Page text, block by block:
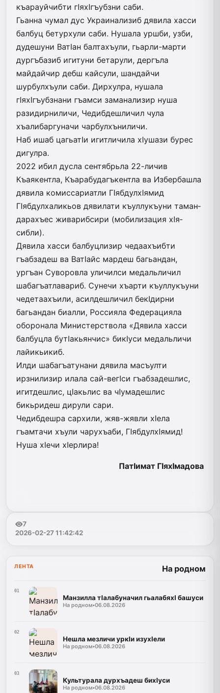
къарауйчибти гIяхIгъубзни саби.
Гьанна чумал дус Украинализиб дявила хасси
балбуц бетурхули саби. Нушала уршби, узби,
дудешуни ВатIан балтахъули, гьарли-марти
дургъбазиб игитуни бетарули, дергъла
майдайчир дебш кайсули, шандайчи
шурбулхъули саби. Дирхулра, нушала
гIяхIгъубзнани гъамси заманализир нуша
разидирниличи, Чедибдешличил чула
хъалибаргуначи чарбулхъниличи.
Наб ишаб цагьатIи игитличила хIушази бурес
дигулра.
2022 ибил дусла сентябрьла 22-личив
Къаякентла, Къарабудагъкентла ва Избербашла
дявила комиссариатли ГIяб­дул­хIямид
ГIябдулхаликьов дя­вилати къуллукъуни таман­
да­рахъес живарибсири (мобилизация хIя­
сибли).
Дявила хасси балбуцлизир чедаахъибти
гъабзадеш ва ВатIайс мардеш багьандан,
ургъан Суворовла уличилси медальличил
шабагъатлавариб. Сунечи хъарти къуллукъуни
чедетаахъили, асилдешличил бекIдирни
багьандан биалли, Россияла Федерацияла
оборонала Министерствола «Дявила хасси
балбуцла бутIакьянчис» бикIуси медальличи
лайикьикиб.
Илди шабагъатунани дявила масъулти
ирзнилизир илала сай-вегIси гъабзадешлис,
игитдешлис, цIакьлис ва чIумадешлис
бикьридеш дирули сари.
Чедибдешра сархили, жяв-жявли хIела
гъамтачи хъули чарухъаби, ГIябдулхIямид!
Нуша хIечи хIерлира!
ПатIимат ГIяхIмадова
7
2026-02-27 11:42:42
ЛЕНТА На родном
01
Манзилла тIалабуначил гьалабяхI башуси
На родном•06.08.2026
02
Нешла мезличи уркIи изухIели
На родном•06.08.2026
03
Культурала дурхъадеш бихIуси
На родном•06.08.2026